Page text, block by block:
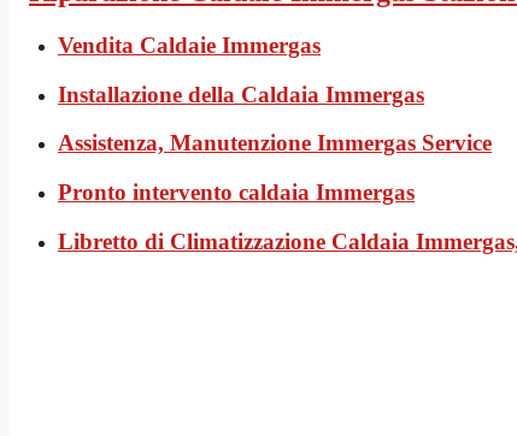
Vendita Caldaie Immergas
Installazione della Caldaia Immergas
Assistenza, Manutenzione Immergas Service
Pronto intervento caldaia Immergas
Libretto di Climatizzazione Caldaia